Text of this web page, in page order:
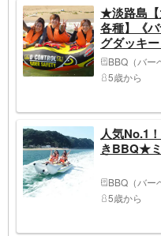
★淡路島【
各種】《
グダッキ
BBQ（バー
5歳から
人気No.1
きBBQ★
BBQ（バー
5歳から